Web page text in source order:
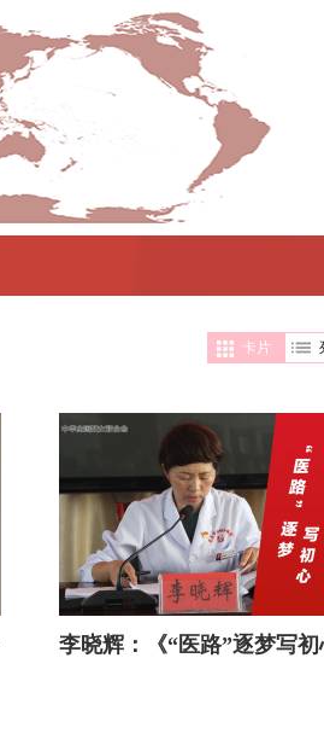
卡片
李晓辉：《“医路”逐梦写